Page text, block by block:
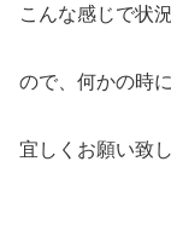
こんな感じで状
ので、何かの時
宜しくお願い致し